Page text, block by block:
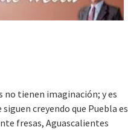
no tienen imaginación; y es
creyendo que Puebla es
fresas, Aguascalientes